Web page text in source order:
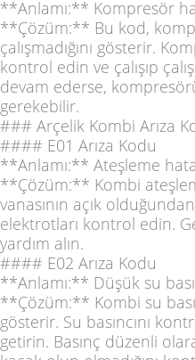
**Anlamı:** Kompresör
**Çözüm:** Bu kod,
çalışmadığını gösterir.
kontrol edin ve çalışıp
devam ederse,
gerekebilir.
### Arçelik Kombi Arıza
#### E01 Arıza Kodu
**Anlamı:** Ateşleme
**Çözüm:** Kombi
vanasının açık
elektrotları kontrol edin.
yardım alın.
#### E02 Arıza Kodu
**Anlamı:** Düşük su
**Çözüm:** Kombi su
gösterir. Su basıncını
getirin. Basınç düzenli